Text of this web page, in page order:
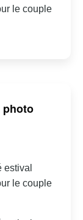
le couple
photo
estival
le couple